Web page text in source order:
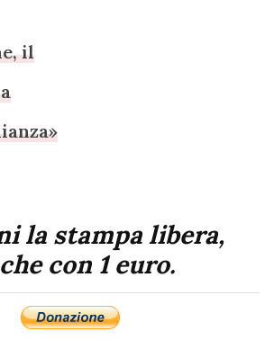
il
la stampa libera,
con 1 euro.